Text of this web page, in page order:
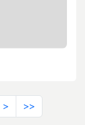
> >>